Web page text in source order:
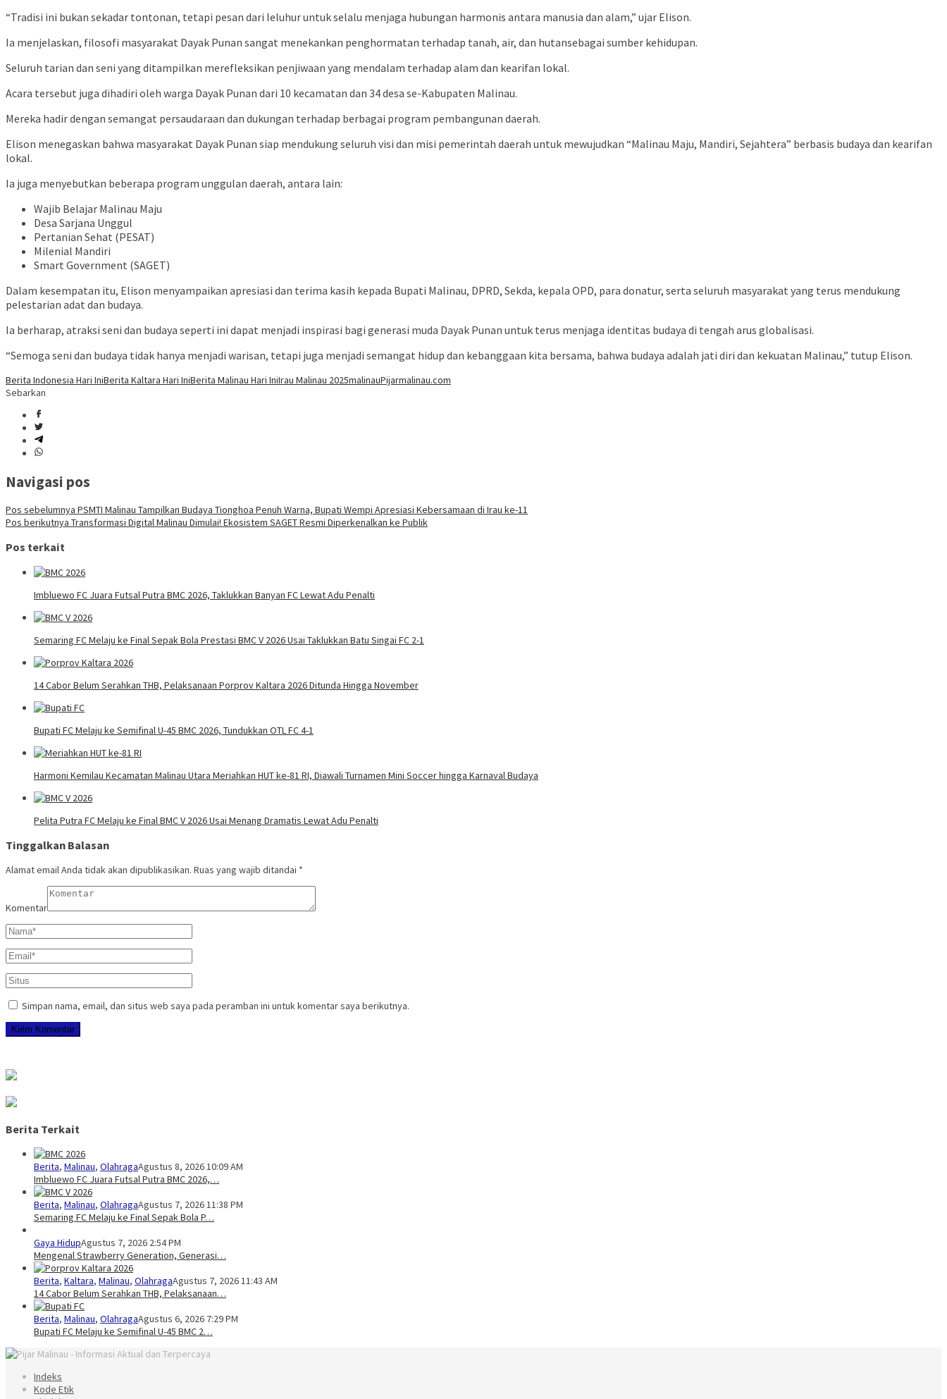
“Tradisi ini bukan sekadar tontonan, tetapi pesan dari leluhur untuk selalu menjaga hubungan harmonis antara manusia dan alam,” ujar Elison.
Ia menjelaskan, filosofi masyarakat Dayak Punan sangat menekankan penghormatan terhadap tanah, air, dan hutansebagai sumber kehidupan.
Seluruh tarian dan seni yang ditampilkan merefleksikan penjiwaan yang mendalam terhadap alam dan kearifan lokal.
Acara tersebut juga dihadiri oleh warga Dayak Punan dari 10 kecamatan dan 34 desa se-Kabupaten Malinau.
Mereka hadir dengan semangat persaudaraan dan dukungan terhadap berbagai program pembangunan daerah.
Elison menegaskan bahwa masyarakat Dayak Punan siap mendukung seluruh visi dan misi pemerintah daerah untuk mewujudkan “Malinau Maju, Mandiri, Sejahtera” berbasis budaya dan kearifan
lokal.
Ia juga menyebutkan beberapa program unggulan daerah, antara lain:
Wajib Belajar Malinau Maju
Desa Sarjana Unggul
Pertanian Sehat (PESAT)
Milenial Mandiri
Smart Government (SAGET)
Dalam kesempatan itu, Elison menyampaikan apresiasi dan terima kasih kepada Bupati Malinau, DPRD, Sekda, kepala OPD, para donatur, serta seluruh masyarakat yang terus mendukung
pelestarian adat dan budaya.
Ia berharap, atraksi seni dan budaya seperti ini dapat menjadi inspirasi bagi generasi muda Dayak Punan untuk terus menjaga identitas budaya di tengah arus globalisasi.
“Semoga seni dan budaya tidak hanya menjadi warisan, tetapi juga menjadi semangat hidup dan kebanggaan kita bersama, bahwa budaya adalah jati diri dan kekuatan Malinau,” tutup Elison.
Berita Indonesia Hari IniBerita Kaltara Hari IniBerita Malinau Hari IniIrau Malinau 2025malinauPijarmalinau.com
Sebarkan
Navigasi pos
Pos sebelumnya PSMTI Malinau Tampilkan Budaya Tionghoa Penuh Warna, Bupati Wempi Apresiasi Kebersamaan di Irau ke-11
Pos berikutnya Transformasi Digital Malinau Dimulai! Ekosistem SAGET Resmi Diperkenalkan ke Publik
Pos terkait
Imbluewo FC Juara Futsal Putra BMC 2026, Taklukkan Banyan FC Lewat Adu Penalti
Semaring FC Melaju ke Final Sepak Bola Prestasi BMC V 2026 Usai Taklukkan Batu Singai FC 2-1
14 Cabor Belum Serahkan THB, Pelaksanaan Porprov Kaltara 2026 Ditunda Hingga November
Bupati FC Melaju ke Semifinal U-45 BMC 2026, Tundukkan OTL FC 4-1
Harmoni Kemilau Kecamatan Malinau Utara Meriahkan HUT ke-81 RI, Diawali Turnamen Mini Soccer hingga Karnaval Budaya
Pelita Putra FC Melaju ke Final BMC V 2026 Usai Menang Dramatis Lewat Adu Penalti
Tinggalkan Balasan
Alamat email Anda tidak akan dipublikasikan. Ruas yang wajib ditandai *
Komentar
Simpan nama, email, dan situs web saya pada peramban ini untuk komentar saya berikutnya.
Berita Terkait
Berita, Malinau, OlahragaAgustus 8, 2026 10:09 AM
Imbluewo FC Juara Futsal Putra BMC 2026,…
Berita, Malinau, OlahragaAgustus 7, 2026 11:38 PM
Semaring FC Melaju ke Final Sepak Bola P…
Gaya HidupAgustus 7, 2026 2:54 PM
Mengenal Strawberry Generation, Generasi…
Berita, Kaltara, Malinau, OlahragaAgustus 7, 2026 11:43 AM
14 Cabor Belum Serahkan THB, Pelaksanaan…
Berita, Malinau, OlahragaAgustus 6, 2026 7:29 PM
Bupati FC Melaju ke Semifinal U-45 BMC 2…
Indeks
Kode Etik